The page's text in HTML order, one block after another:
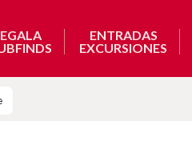
ENTRADAS
EXCURSIONES